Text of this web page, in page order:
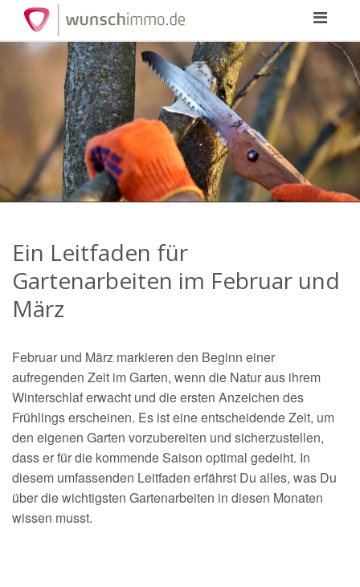
Toggle
Ein Leitfaden für
Gartenarbeiten im Februar und
März
Februar und März markieren den Beginn einer
aufregenden Zeit im Garten, wenn die Natur aus ihrem
Winterschlaf erwacht und die ersten Anzeichen des
Frühlings erscheinen. Es ist eine entscheidende Zeit, um
den eigenen Garten vorzubereiten und sicherzustellen,
dass er für die kommende Saison optimal gedeiht. In
diesem umfassenden Leitfaden erfährst Du alles, was Du
über die wichtigsten Gartenarbeiten in diesen Monaten
wissen musst.